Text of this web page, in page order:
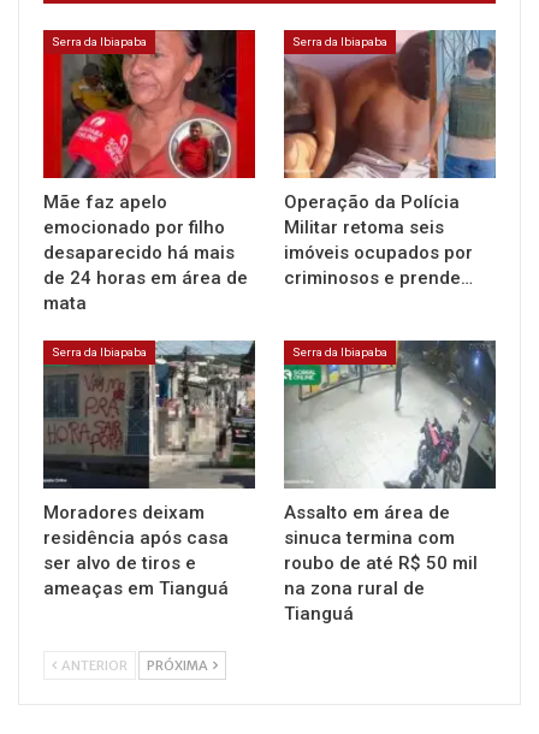
Serra da Ibiapaba
Mãe faz apelo
emocionado por filho
desaparecido há mais
de 24 horas em área de
mata
Serra da Ibiapaba
Operação da Polícia
Militar retoma seis
imóveis ocupados por
criminosos e prende…
Serra da Ibiapaba
Moradores deixam
residência após casa
ser alvo de tiros e
ameaças em Tianguá
Serra da Ibiapaba
Assalto em área de
sinuca termina com
roubo de até R$ 50 mil
na zona rural de
Tianguá
ANTERIOR PRÓXIMA